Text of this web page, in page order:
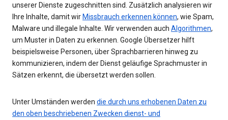
unserer Dienste zugeschnitten sind. Zusätzlich analysieren wir
Ihre Inhalte, damit wir Missbrauch erkennen können, wie Spam,
Malware und illegale Inhalte. Wir verwenden auch Algorithmen,
um Muster in Daten zu erkennen. Google Übersetzer hilft
beispielsweise Personen, über Sprachbarrieren hinweg zu
kommunizieren, indem der Dienst geläufige Sprachmuster in
Sätzen erkennt, die übersetzt werden sollen.
Unter Umständen werden die durch uns erhobenen Daten zu
den oben beschriebenen Zwecken dienst- und